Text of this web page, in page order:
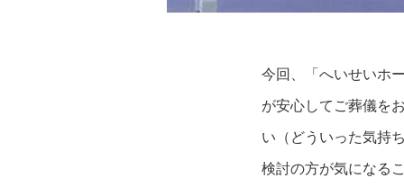
今回、「へいせいホ
が安心してご葬儀を
い（どういった気持
検討の方が気になる